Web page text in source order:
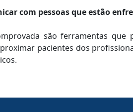
com pessoas que estão
são ferramentas
pacientes dos